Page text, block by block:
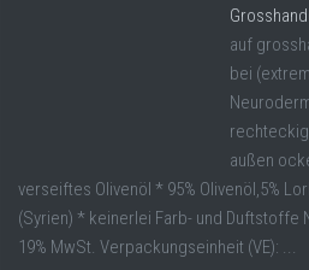
auf
bei
außen
verseiftes Olivenöl * 95% Olivenöl,5%
(Syrien) * keinerlei Farb- und Duftstoffe
19% MwSt. Verpackungseinheit (VE): ...